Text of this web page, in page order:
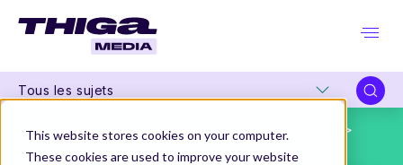
This website stores cookies on your computer.
These cookies are used to improve your website
Tous les sujets
Thiga Media Nos séries originales
L'Effet Produit